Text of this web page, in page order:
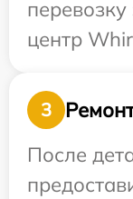
центр
3
После